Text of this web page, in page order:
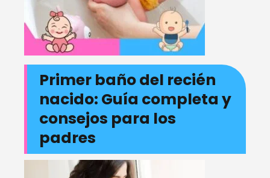
Primer baño del recién
nacido: Guía completa y
consejos para los
padres